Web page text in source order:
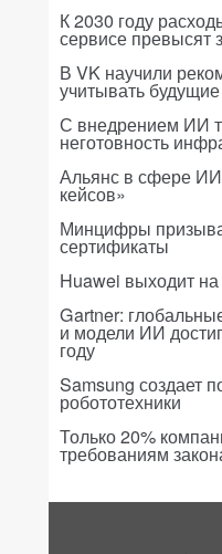
К 2030 году
сервисе превысят
В VK научили
учитывать
С внедрением ИИ
неготовность
Альянс в сфере ИИ
кейсов»
Минцифры
сертификаты
Huawei выходит
Gartner:
и модели ИИ
году
Samsung создает
робототехники
Только 20%
требованиям